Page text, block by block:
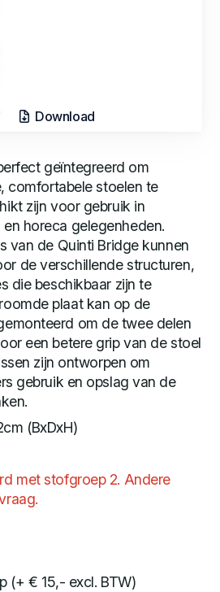
Download
geïntegreerd om
comfortabele stoelen te
zijn voor gebruik in
horeca gelegenheden.
van de Quinti Bridge kunnen
de verschillende structuren,
die beschikbaar zijn te
plaat kan op de
om de twee delen
een betere grip van de stoel
zijn ontworpen om
gebruik en opslag van de
(BxDxH)
met stofgroep 2. Andere
(+ € 15,- excl. BTW)